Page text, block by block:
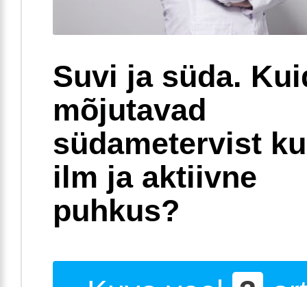
Suvi ja süda.
mõjutavad
südametervist
ilm ja aktiivne
puhkus?